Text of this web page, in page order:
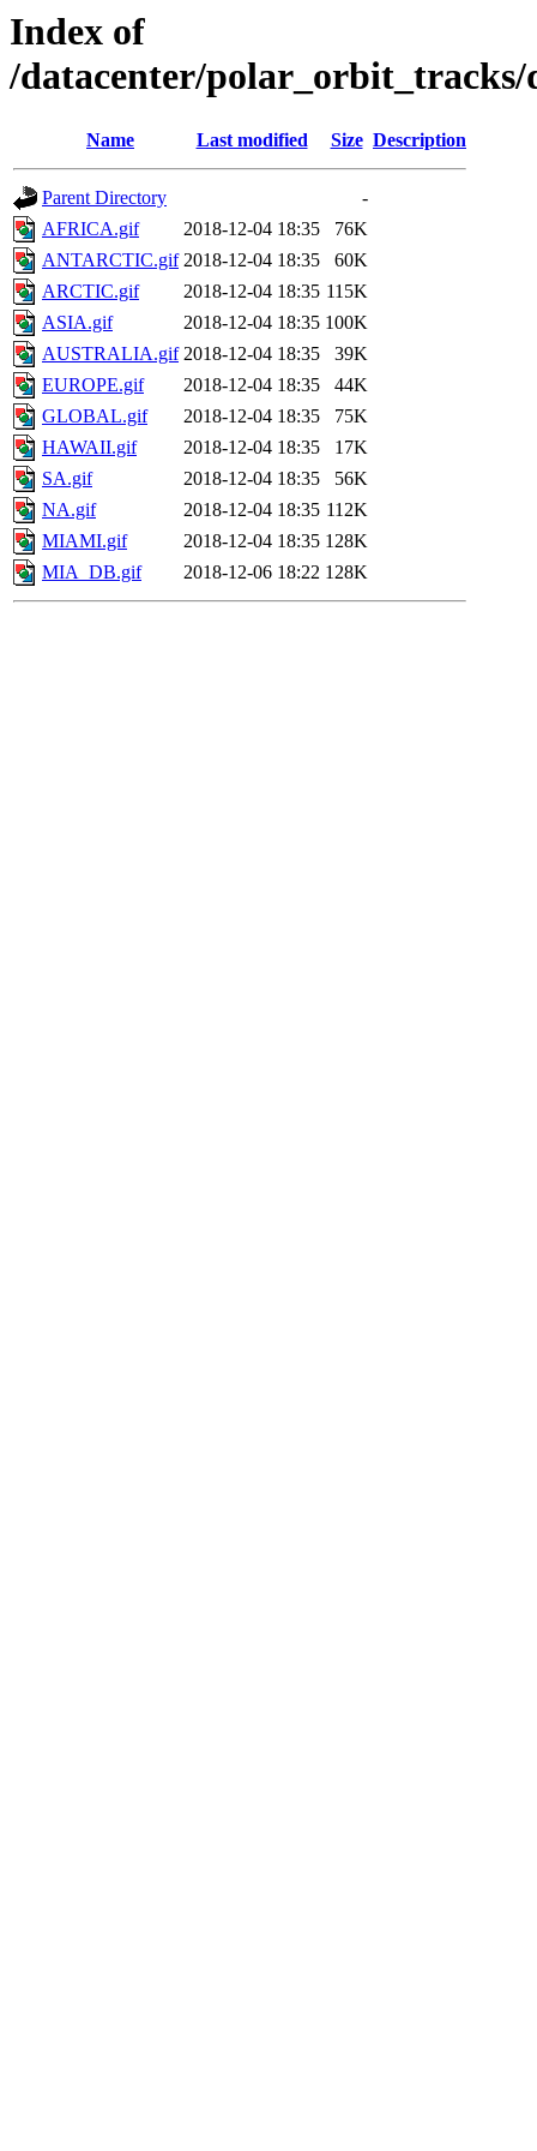
Index of
/datacenter/polar_orbit_tracks/
Name Last modified Size Description
Parent Directory
-
AFRICA.gif
2018-12-04 18:35
76K
ANTARCTIC.gif 2018-12-04 18:35
60K
ARCTIC.gif
2018-12-04 18:35 115K
ASIA.gif
2018-12-04 18:35 100K
AUSTRALIA.gif 2018-12-04 18:35
39K
EUROPE.gif
2018-12-04 18:35
44K
GLOBAL.gif
2018-12-04 18:35
75K
HAWAII.gif
2018-12-04 18:35
17K
SA.gif
2018-12-04 18:35
56K
NA.gif
2018-12-04 18:35 112K
MIAMI.gif
2018-12-04 18:35 128K
MIA_DB.gif
2018-12-06 18:22 128K